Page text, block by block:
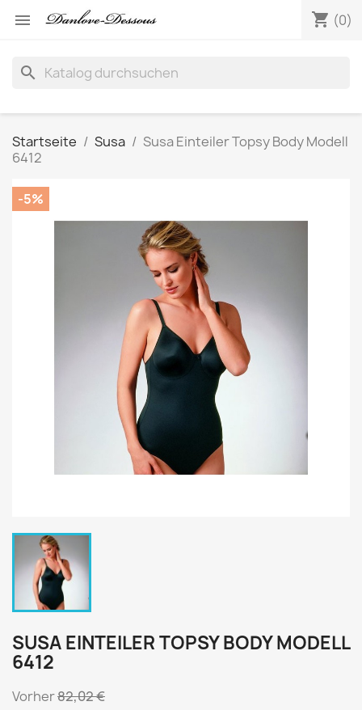
 shopping_cart (0)
search
Startseite Susa
Susa Einteiler Topsy Body Modell
6412
-5%
SUSA EINTEILER TOPSY BODY MODELL
6412
Vorher82,02 €